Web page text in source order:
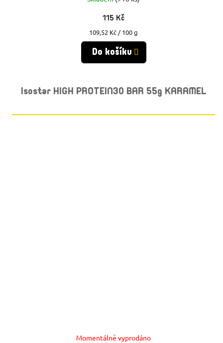
115 Kč
Měrná
cena:
109,52 Kč / 100 g
Do košíku
Isostar HIGH PROTEIN30 BAR 55g KARAMEL
Momentálně vyprodáno